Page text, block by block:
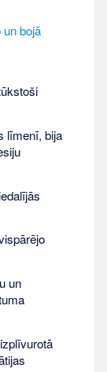
bojā
līmenī, bija
un